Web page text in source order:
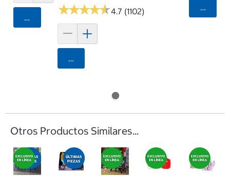
Agregar ★★★★★
★★★★★4.7 (1102)
Agregar
Otros Productos Similares...